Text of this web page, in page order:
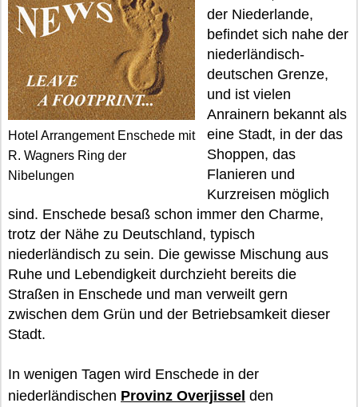
Hotel Arrangement Enschede mit
R. Wagners Ring der
Nibelungen
der Niederlande,
befindet sich nahe der
niederländisch-
deutschen Grenze,
und ist vielen
Anrainern bekannt als
eine Stadt, in der das
Shoppen, das
Flanieren und
Kurzreisen möglich
sind. Enschede besaß schon immer den Charme,
trotz der Nähe zu Deutschland, typisch
niederländisch zu sein. Die gewisse Mischung aus
Ruhe und Lebendigkeit durchzieht bereits die
Straßen in Enschede und man verweilt gern
zwischen dem Grün und der Betriebsamkeit dieser
Stadt.
In wenigen Tagen wird Enschede in der
niederländischen Provinz Overjissel den